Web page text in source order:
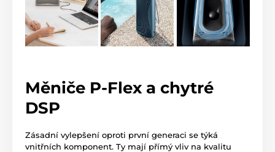
Měniče P-Flex a chytré
DSP
Zásadní vylepšení oproti první generaci se týká
vnitřních komponent. Ty mají přímý vliv na kvalitu